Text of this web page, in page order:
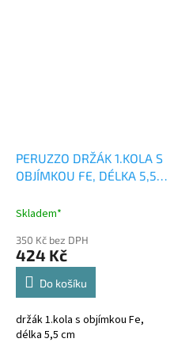
PERUZZO DRŽÁK 1.KOLA S
OBJÍMKOU FE, DÉLKA 5,5
Skladem*
350 Kč bez DPH
424 Kč
Do košíku
držák 1.kola s objímkou Fe,
délka 5,5 cm